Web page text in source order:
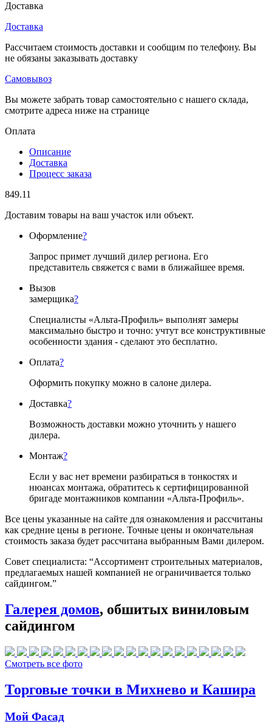
Доставка
Доставка
Рассчитаем стоимость доставки и сообщим по телефону. Вы
не обязаны заказывать доставку
Самовывоз
Вы можете забрать товар самостоятельно с нашего склада,
смотрите адреса ниже на странице
Оплата
Описание
Доставка
Процесс заказа
849.11
Доставим товары на ваш участок или объект.
Оформление?
Запрос примет лучший дилер региона. Его
представитель свяжется с вами в ближайшее время.
Вызов
замерщика?
Специалисты «Альта-Профиль» выполнят замеры
максимально быстро и точно: учтут все конструктивные
особенности здания - сделают это бесплатно.
Оплата?
Оформить покупку можно в салоне дилера.
Доставка?
Возможность доставки можно уточнить у нашего
дилера.
Монтаж?
Если у вас нет времени разбираться в тонкостях и
нюансах монтажа, обратитесь к сертифицированной
бригаде монтажников компании «Альта-Профиль».
Все цены указанные на сайте для ознакомления и рассчитаны
как средние цены в регионе. Точные цены и окончательная
стоимость заказа будет рассчитана выбранным Вами дилером.
Совет специалиста: “Ассортимент строительных материалов,
предлагаемых нашей компанией не ограничивается только
сайдингом.”
Галерея домов, обшитых виниловым
сайдингом
Смотреть все фото
Торговые точки в Михнево и Кашира
Мой Фасад